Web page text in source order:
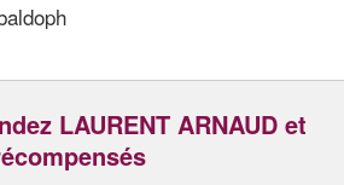
LAURENT ARNAUD et